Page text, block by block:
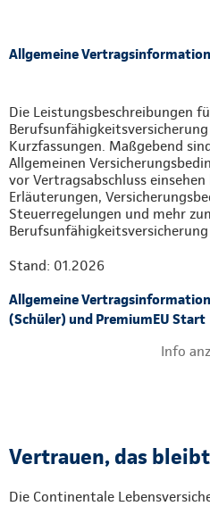
Allgemeine
Die Leistungsbeschreibungen
Kurzfassungen. Maßgebend
Allgemeinen
vor Vertragsabschluss
Erläuterungen,
Steuerregelungen und mehr
Stand: 01.2026
Allgemeine
(Schüler) und PremiumEU Start
Info
Vertrauen, das
Die Continentale